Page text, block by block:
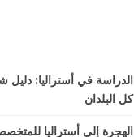
الدراسة في أستراليا:
كل البلدان
الهجرة إلى أستراليا